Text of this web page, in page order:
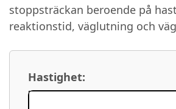
stoppsträckan beroende på
reaktionstid, väglutning och
Hastighet: